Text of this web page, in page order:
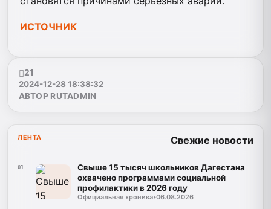
ИСТОЧНИК
21
2024-12-28 18:38:32
АВТОР RUTADMIN
ЛЕНТА Свежие новости
01
Свыше 15 тысяч школьников Дагестана
охвачено программами социальной
профилактики в 2026 году
Официальная хроника•06.08.2026